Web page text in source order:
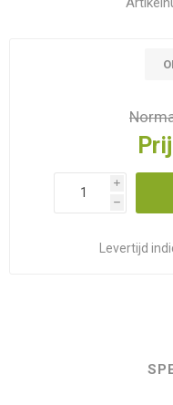
i
h
Levertijd